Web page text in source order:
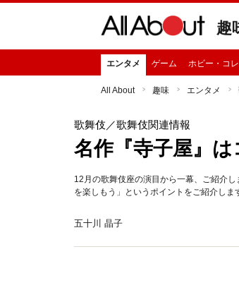
趣
エンタメ ゲーム ホビー・コ
All About 趣味 エンタメ
歌舞伎 ／歌舞伎関連情報
名作『寺子屋』
12月の歌舞伎座の演目から一幕、ご紹介
を楽しもう」というポイントをご紹介しま
五十川 晶子